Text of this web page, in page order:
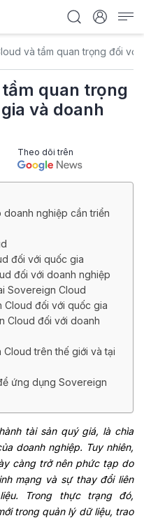
và tầm quan trọng đối
quan trọng
và doanh
Theo dõi trên
doanh nghiệp cần triển
đối với quốc gia
đối với doanh nghiệp
Sovereign Cloud
Cloud đối với quốc gia
Cloud đối với doanh
trên thế giới và tại
ứng dụng Sovereign
tài sản quý giá, là chìa
doanh nghiệp. Tuy nhiên,
càng trở nên phức tạp do
mạng và sự thay đổi liên
Trong thực trạng đó,
trong quản lý dữ liệu, trao